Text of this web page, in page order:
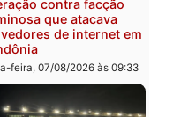
Polícia Federal apreende
400 quilos de drogas e
prende motorista em RO
sexta-feira, 07/08/2026 às